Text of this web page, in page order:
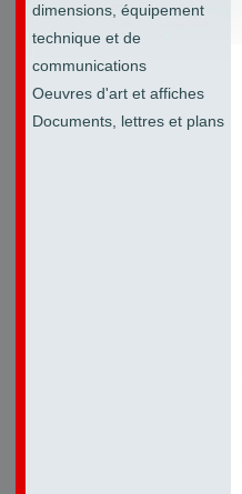
dimensions, équipement
technique et de
communications
Oeuvres d'art et affiches
Documents, lettres et plans